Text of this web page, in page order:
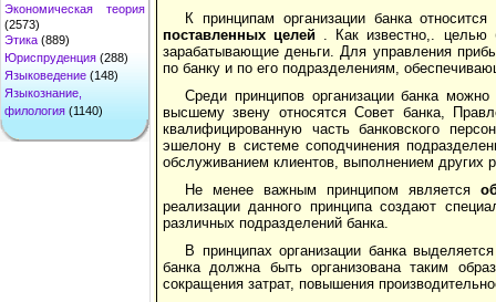
Экономическая теория
(2573)
Этика (889)
Юриспруденция (288)
Языковедение (148)
Языкознание,
филология (1140)
К принципам организации банка
поставленных целей . Как известно,. целью
зарабатывающие деньги. Для управления
по банку и по его подразделениям,
Среди принципов организации банка
высшему звену относятся Совет банка,
квалифицированную часть банковского
эшелону в системе соподчинения
обслуживанием клиентов, выполнением других
Не менее важным принципом является
реализации данного принципа создают
различных подразделений банка.
В принципах организации банка
банка должна быть организована таким
сокращения затрат, повышения